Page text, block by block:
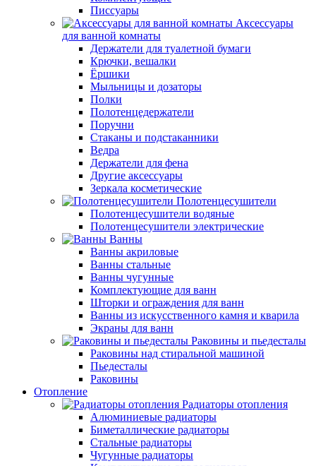
Писсуары
Аксессуары
для ванной комнаты
Держатели для туалетной бумаги
Крючки, вешалки
Ёршики
Мыльницы и дозаторы
Полки
Полотенцедержатели
Поручни
Стаканы и подстаканники
Ведра
Держатели для фена
Другие аксессуары
Зеркала косметические
Полотенцесушители
Полотенцесушители водяные
Полотенцесушители электрические
Ванны
Ванны акриловые
Ванны стальные
Ванны чугунные
Комплектующие для ванн
Шторки и ограждения для ванн
Ванны из искусственного камня и кварила
Экраны для ванн
Раковины и пьедесталы
Раковины над стиральной машиной
Пьедесталы
Раковины
Отопление
Радиаторы отопления
Алюминиевые радиаторы
Биметаллические радиаторы
Стальные радиаторы
Чугунные радиаторы